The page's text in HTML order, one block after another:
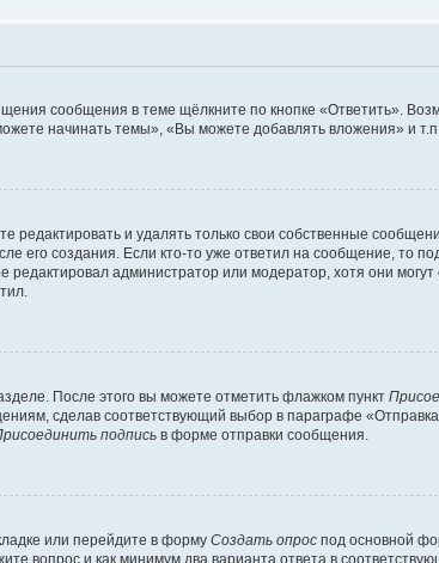
сообщения в теме щёлкните по кнопке «Ответить».
начинать темы», «Вы можете добавлять вложения» и
и удалять только свои собственные
его создания. Если кто-то уже ответил на сообщение, то
администратор или модератор, хотя они
После этого вы можете отметить флажком пункт
сделав соответствующий выбор в параграфе
подпись в форме отправки сообщения.
или перейдите в форму Создать опрос под основной
вопрос и как минимум два варианта ответа в